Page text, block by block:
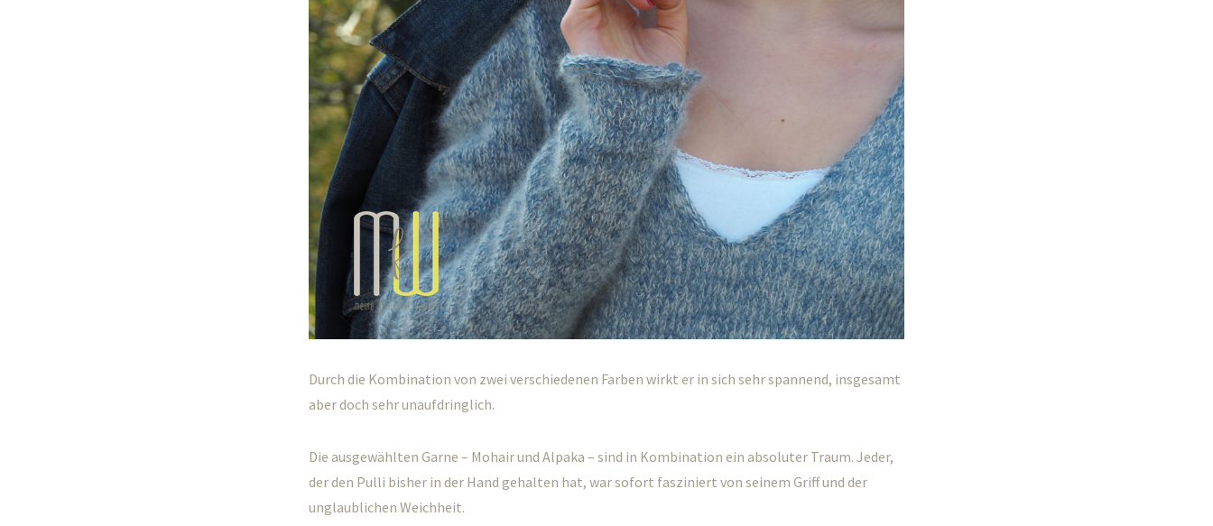
Durch die Kombination von zwei verschiedenen Farben wirkt er in sich sehr spannend, insgesamt
aber doch sehr unaufdringlich.
Die ausgewählten Garne – Mohair und Alpaka – sind in Kombination ein absoluter Traum. Jeder,
der den Pulli bisher in der Hand gehalten hat, war sofort fasziniert von seinem Griff und der
unglaublichen Weichheit.